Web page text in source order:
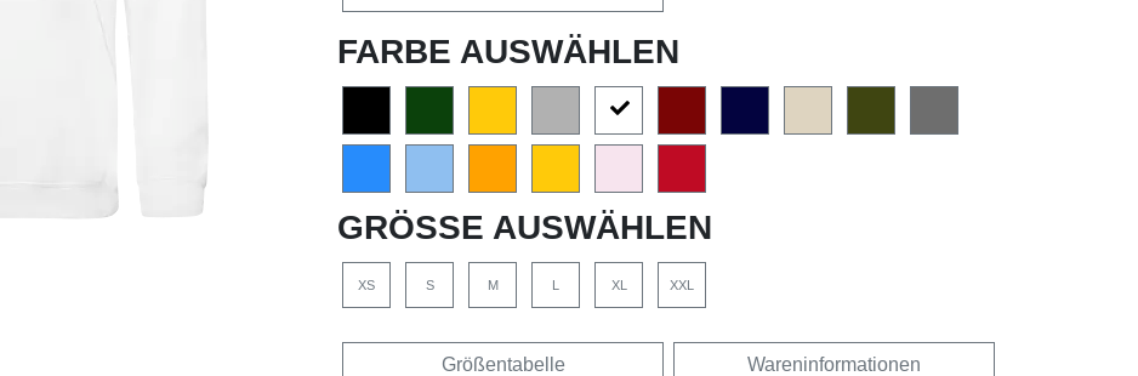
FARBE AUSWÄHLEN
GRÖSSE AUSWÄHLEN
XS S M L XL XXL
Größentabelle Wareninformationen